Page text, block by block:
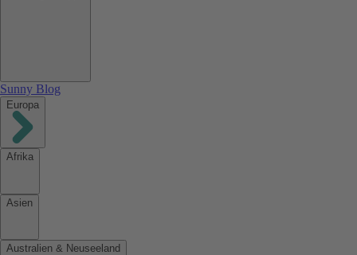
Sunny Blog
Europa
Afrika
Asien
Australien & Neuseeland